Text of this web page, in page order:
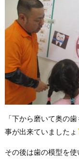
「下から磨いて奥の
事が出来ていましたょ
その後は歯の模型を使